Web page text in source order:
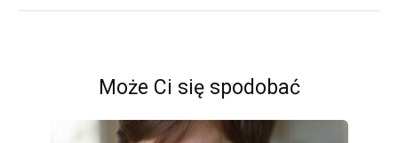
Może Ci się spodobać